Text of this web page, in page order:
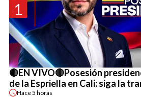
1
🔴EN VIVO🔴Posesión
de la Espriella en Cali: siga la
Hace5 horas